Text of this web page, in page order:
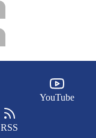
YouTube
RSS